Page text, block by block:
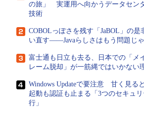
の旅」 実運用へ向かうデータセン
技術
COBOLっぽさを残す「JaBOL」の是
い直す――Javaらしさはもう問題じ
富士通も日立も去る、日本での「メ
レーム脱却」が一筋縄ではいかない
Windows Updateで要注意 甘く見る
起動も認証も止まる「3つのセキュ
行」